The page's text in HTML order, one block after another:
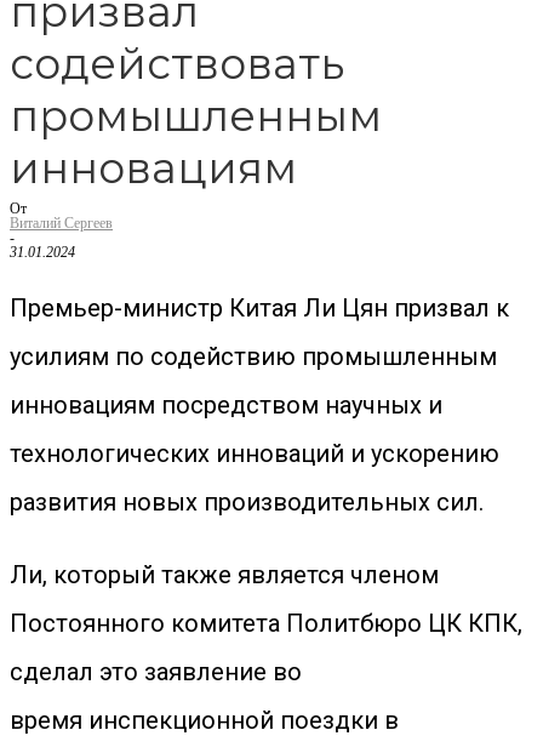
призвал
содействовать
промышленным
инновациям
От
Виталий Сергеев
-
31.01.2024
Премьер-министр Китая Ли Цян призвал к
усилиям по содействию промышленным
инновациям посредством научных и
технологических инноваций и ускорению
развития новых производительных сил.
Ли, который также является членом
Постоянного комитета Политбюро ЦК КПК,
сделал это заявление во
время инспекционной поездки в